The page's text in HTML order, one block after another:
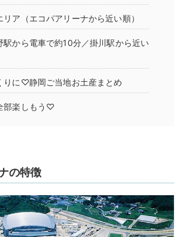
ア（エコパアリーナから近い順）
駅から電車で約10分／掛川駅から近い
りに♡静岡ご当地お土産まとめ
部楽しもう♡
の特徴